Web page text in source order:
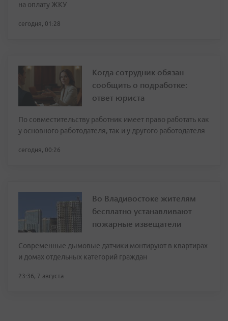
на оплату ЖКУ
сегодня, 01:28
Когда сотрудник обязан
сообщить о подработке:
ответ юриста
По совместительству работник имеет право работать как
у основного работодателя, так и у другого работодателя
сегодня, 00:26
Во Владивостоке жителям
бесплатно устанавливают
пожарные извещатели
Современные дымовые датчики монтируют в квартирах
и домах отдельных категорий граждан
23:36, 7 августа